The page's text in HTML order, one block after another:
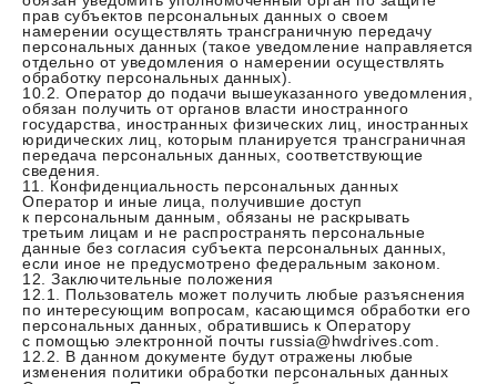
прав субъектов персональных данных о своем
намерении осуществлять трансграничную передачу
персональных данных (такое уведомление направляется
отдельно от уведомления о намерении осуществлять
обработку персональных данных).
10.2. Оператор до подачи вышеуказанного уведомления,
обязан получить от органов власти иностранного
государства, иностранных физических лиц, иностранных
юридических лиц, которым планируется трансграничная
передача персональных данных, соответствующие
сведения.
11. Конфиденциальность персональных данных
Оператор и иные лица, получившие доступ
к персональным данным, обязаны не раскрывать
третьим лицам и не распространять персональные
данные без согласия субъекта персональных данных,
если иное не предусмотрено федеральным законом.
12. Заключительные положения
12.1. Пользователь может получить любые разъяснения
по интересующим вопросам, касающимся обработки его
персональных данных, обратившись к Оператору
с помощью электронной почты russia@hwdrives.com.
12.2. В данном документе будут отражены любые
изменения политики обработки персональных данных